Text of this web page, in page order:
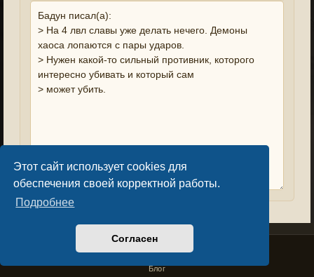
Этот сайт использует cookies для
обеспечения своей корректной работы.
Подробнее
Согласен
Privacy PolicyLicense Agreement
Copyright © Sacralium Games 2023-
Блог